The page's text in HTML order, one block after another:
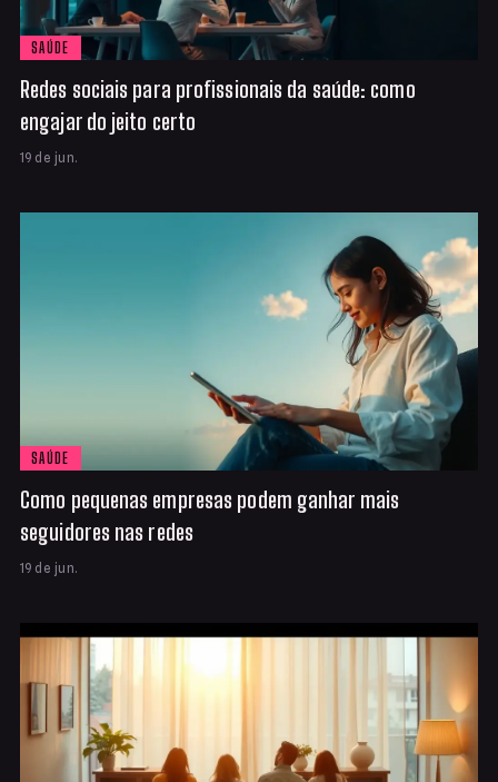
SAÚDE
Redes sociais para profissionais da saúde: como
engajar do jeito certo
19 de jun.
SAÚDE
Como pequenas empresas podem ganhar mais
seguidores nas redes
19 de jun.